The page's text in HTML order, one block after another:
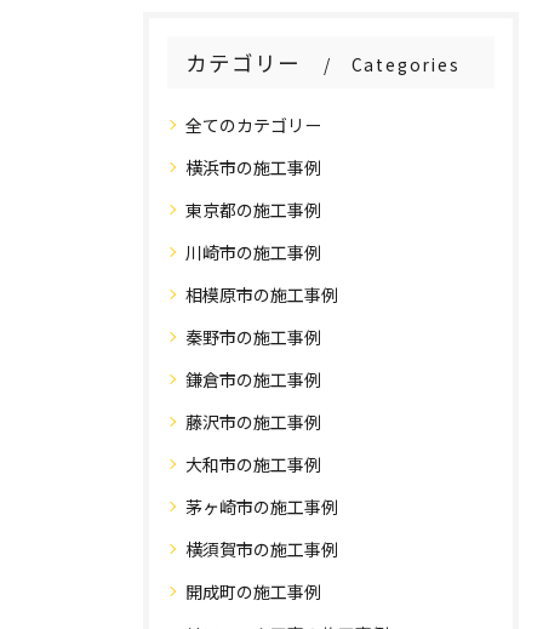
カテゴリー Categories
全てのカテゴリー
横浜市の施工事例
東京都の施工事例
川崎市の施工事例
相模原市の施工事例
秦野市の施工事例
鎌倉市の施工事例
藤沢市の施工事例
大和市の施工事例
茅ヶ崎市の施工事例
横須賀市の施工事例
開成町の施工事例